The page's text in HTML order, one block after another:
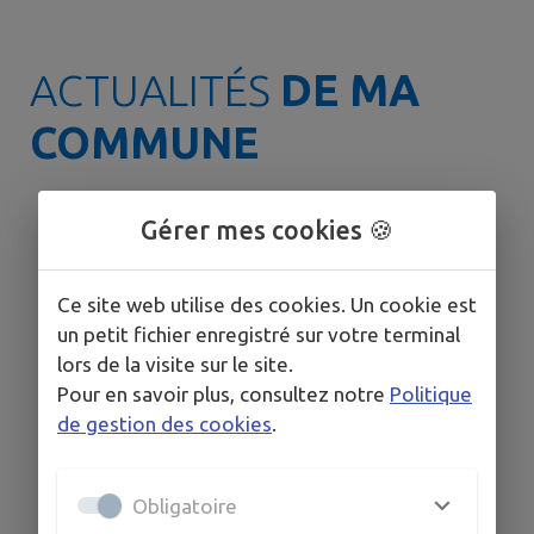
ACTUALITÉS DE MA
COMMUNE
toujours placé en vigilance orange
canicule. ➡️ Conformément aux
recommandations de la
Préfecture, le Plan Communal de
Sauvegarde (PCS) est activé et un
Salle des Rencontres – Place de
Gérer mes cookies 🍪
Ce site web utilise des cookies. Un cookie est
un petit fichier enregistré sur votre terminal
lors de la visite sur le site.
Pour en savoir plus, consultez notre Politique
de gestion des cookies.
Obligatoire